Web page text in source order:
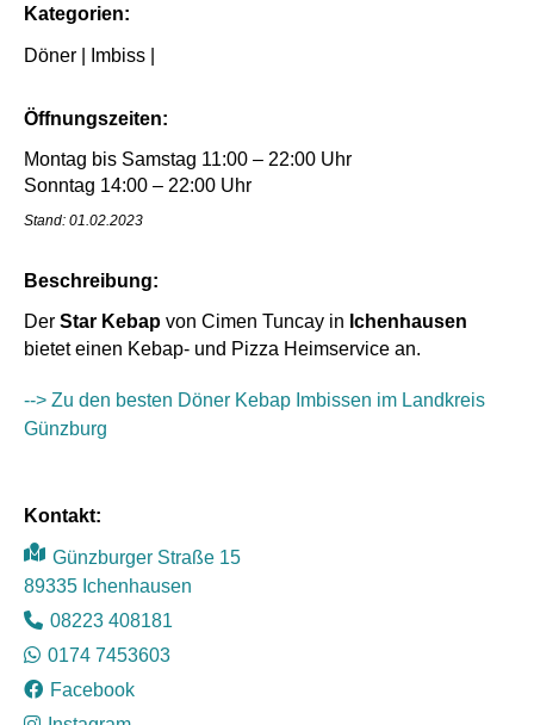
Kategorien:
Döner | Imbiss |
Öffnungszeiten:
Montag bis Samstag 11:00 – 22:00 Uhr
Sonntag 14:00 – 22:00 Uhr
Stand: 01.02.2023
Beschreibung:
Der Star Kebap von Cimen Tuncay in Ichenhausen
bietet einen Kebap- und Pizza Heimservice an.
--> Zu den besten Döner Kebap Imbissen im Landkreis
Günzburg
Kontakt:
Günzburger Straße 15
89335 Ichenhausen
08223 408181
0174 7453603
Facebook
Mit dem
Karte
n Sie die
Datenschut